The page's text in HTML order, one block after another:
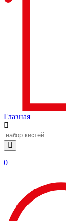
Главная
0